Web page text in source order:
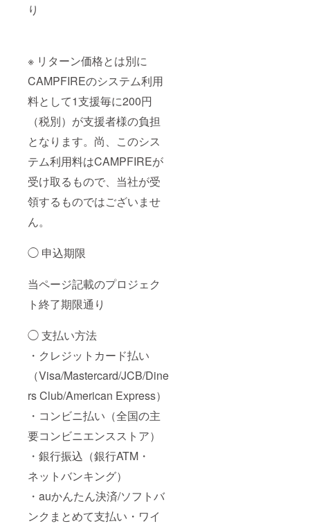
り
※ リターン価格とは別に
CAMPFIREのシステム利用
料として1支援毎に200円
（税別）が支援者様の負担
となります。尚、このシス
テム利用料はCAMPFIREが
受け取るもので、当社が受
領するものではございませ
ん。
◯ 申込期限
当ページ記載のプロジェク
ト終了期限通り
◯ 支払い方法
・クレジットカード払い
（Visa/Mastercard/JCB/Dine
rs Club/American Express）
・コンビニ払い（全国の主
要コンビニエンスストア）
・銀行振込（銀行ATM・
ネットバンキング）
・auかんたん決済/ソフトバ
ンクまとめて支払い・ワイ